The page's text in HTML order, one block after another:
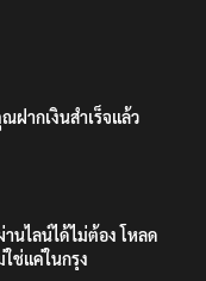
ฝากเงินสำเร็จแล้ว
นไลน์ได้ไม่ต้อง โหลด
ช่แค่ในกรุง